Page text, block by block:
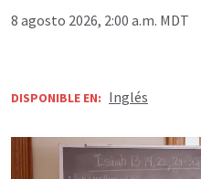
8 agosto 2026, 2:00 a.m. MDT
DISPONIBLE EN: Inglés